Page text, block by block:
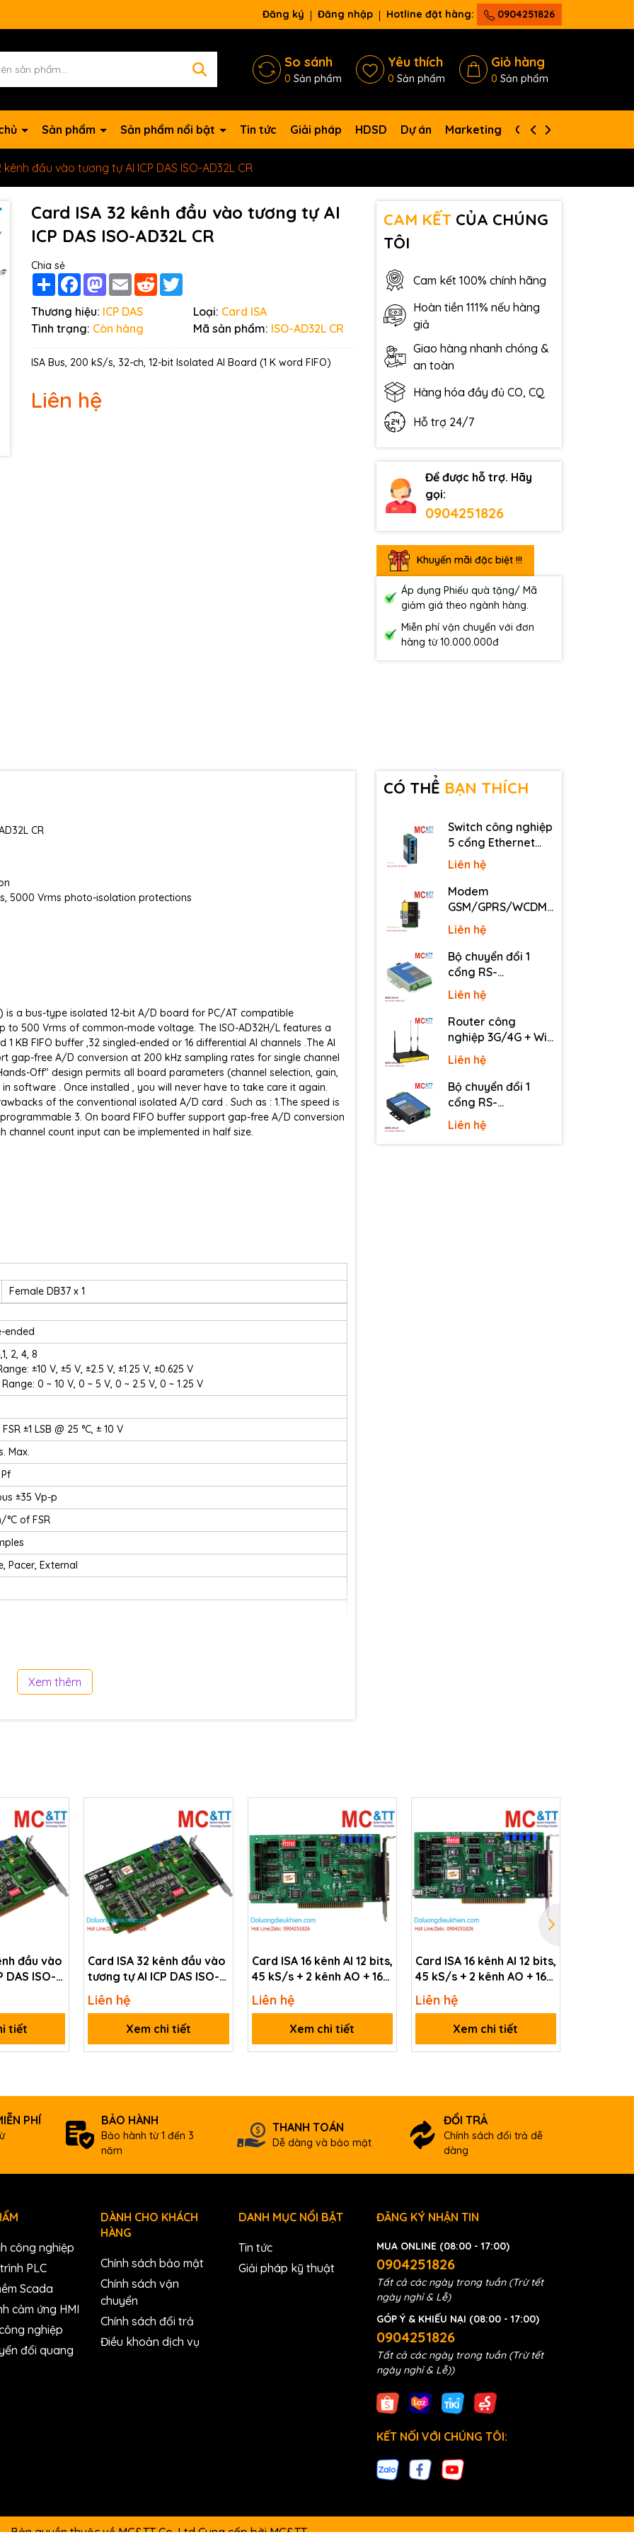
Đăng ký Đăng nhập Hotline đặt hàng: 0904251826
So sánh
0 Sản phẩm
Yêu thích
0 Sản phẩm
Giỏ hàng
0 Sản phẩm
Sản phẩm Sản phẩm nổi bật Tin tức Giải pháp HDSD Dự án Marketing Giới thiệu
kênh đầu vào tương tự AI ICP DAS ISO-AD32L CR
Card ISA 32 kênh đầu vào tương tự AI
ICP DAS ISO-AD32L CR
Chia sẻ
Share FacebookMastodon
Email Reddit
Thương hiệu: ICP DAS Loại: Card ISA
Tình trạng: Còn hàng Mã sản phẩm: ISO-AD32L CR
ISA Bus, 200 kS/s, 32-ch, 12-bit Isolated AI Board (1 K word FIFO)
Liên hệ
CAM KẾTCỦA CHÚNG
TÔI
Cam kết 100% chính hãng
Hoàn tiền 111% nếu hàng
giả
Giao hàng nhanh chóng &
an toàn
Hàng hóa đầy đủ CO, CQ
Hỗ trợ 24/7
Để được hỗ trợ. Hãy
gọi:
0904251826
Khuyến mãi đặc biệt !!!
Áp dụng Phiếu quà tặng/ Mã
giảm giá theo ngành hàng.
Miễn phí vận chuyển với đơn
hàng từ 10.000.000đ
Mã giảm giá:
Ngày hết hạn:
CR
5000 Vrms photo-isolation protections
is a bus-type isolated 12-bit A/D board for PC/AT compatible
500 Vrms of common-mode voltage. The ISO-AD32H/L features a
KB FIFO buffer ,32 singled-ended or 16 differential AI channels .The AI
gap-free A/D conversion at 200 kHz sampling rates for single channel
Off" design permits all board parameters (channel selection, gain,
software . Once installed , you will never have to take care it again.
of the conventional isolated A/D card . Such as : 1.The speed is
3. On board FIFO buffer support gap-free A/D conversion
channel count input can be implemented in half size.
Female DB37 x 1
ended
2, 4, 8
±10 V, ±5 V, ±2.5 V, ±1.25 V, ±0.625 V
0 ~ 10 V, 0 ~ 5 V, 0 ~ 2.5 V, 0 ~ 1.25 V
±1 LSB @ 25 °C, ± 10 V
Max.
±35 Vp-p
of FSR
Pacer, External
850 mA @ +5 V
5 ~ 85% RH, Non-condensing
Isolated AI Board (1 K word FIFO)
connector
Xem thêm
CÓ THỂ BẠN THÍCH
Switch công nghiệp
5 cổng Ethernet
3Onedata IES2105-
5T-P48
Liên hệ
Modem
GSM/GPRS/WCDMA
(3G)/LTE (4G) IP
Four-Faith F2816 V4
Liên hệ
Bộ chuyển đổi 1
cổng RS-
232/485/422 sang
quang 3onedata
MODEL277-S-SC-
20KM (Dual fiber,
20KM)
Liên hệ
Router công
nghiệp 3G/4G + Wi-
Fi + APN/VPN Four-
Faith F3436
Liên hệ
Bộ chuyển đổi 1
cổng RS-
232/485/422 sang
Ethernet 3onedata
NP301
Liên hệ
đầu vào
DAS ISO-
tiết
Card ISA 32 kênh đầu vào
tương tự AI ICP DAS ISO-
AD32L/S CR
Liên hệ
Xem chi tiết
Card ISA 16 kênh AI 12 bits,
45 kS/s + 2 kênh AO + 16
kênh DI/DO + 1 kênh
Timer/Counter/Frequency
ICP DAS A-821PGH/S CR
Liên hệ
Xem chi tiết
Card ISA 16 kênh AI 12 bits,
45 kS/s + 2 kênh AO + 16
kênh DI/DO + 1 kênh
Timer/Counter/Frequency
ICP DAS A-821PGL/S CR
Liên hệ
Xem chi tiết
PHÍ BẢO HÀNH
Bảo hành từ 1 đến 3
năm
THANH TOÁN
Dễ dàng và bảo mật
ĐỔI TRẢ
Chính sách đổi trả dễ
dàng
công nghiệp
PLC
Scada
cảm ứng HMI
nghiệp
đổi quang
DÀNH CHO KHÁCH
HÀNG
Chính sách bảo mật
Chính sách vận
chuyển
Chính sách đổi trả
Điều khoản dịch vụ
DANH MỤC NỔI BẬT
Tin tức
Giải pháp kỹ thuật
ĐĂNG KÝ NHẬN TIN
MUA ONLINE (08:00 - 17:00)
0904251826
Tất cả các ngày trong tuần (Trừ tết
ngày nghỉ & Lễ)
GÓP Ý & KHIẾU NẠI (08:00 - 17:00)
0904251826
Tất cả các ngày trong tuần (Trừ tết
ngày nghỉ & Lễ))
KẾT NỐI VỚI CHÚNG TÔI:
Bản quyền thuộc về MC&TT Co.,Ltd Cung cấp bởiMC&TT